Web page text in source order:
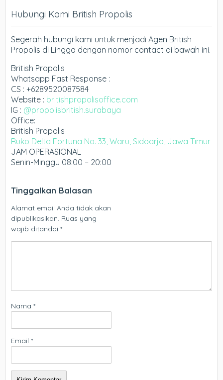
Hubungi Kami British Propolis
Segerah hubungi kami untuk menjadi Agen British
Propolis di Lingga dengan nomor contact di bawah ini.
British Propolis
Whatsapp Fast Response :
CS : +6289520087584
Website : britishpropolisoffice.com
IG : @propolisbritish.surabaya
Office:
British Propolis
Ruko Delta Fortuna No. 33, Waru, Sidoarjo, Jawa Timur
JAM OPERASIONAL
Senin-Minggu 08:00 – 20:00
Tinggalkan Balasan
Alamat email Anda tidak akan
dipublikasikan. Ruas yang
wajib ditandai*
Nama*
Email*